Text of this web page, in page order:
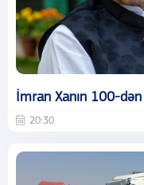
İmran Xanın 100-
20:30